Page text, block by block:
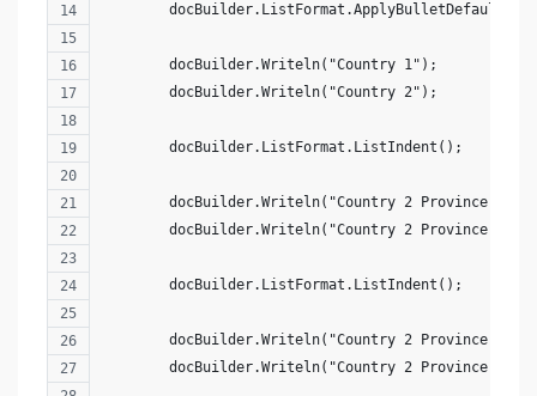
        docBuilder.ListFormat.ApplyBulletDefault();
        docBuilder.Writeln("Country 1");
        docBuilder.Writeln("Country 2");
        docBuilder.ListFormat.ListIndent();
        docBuilder.Writeln("Country 2 Province 1");
        docBuilder.Writeln("Country 2 Province 2");
        docBuilder.ListFormat.ListIndent();
docBuilder.Writeln("Country 2 Province 2
docBuilder.Writeln("Country 2 Province 2